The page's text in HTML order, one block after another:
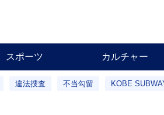
スポーツ カルチャー
違法捜査 不当勾留 KOBE